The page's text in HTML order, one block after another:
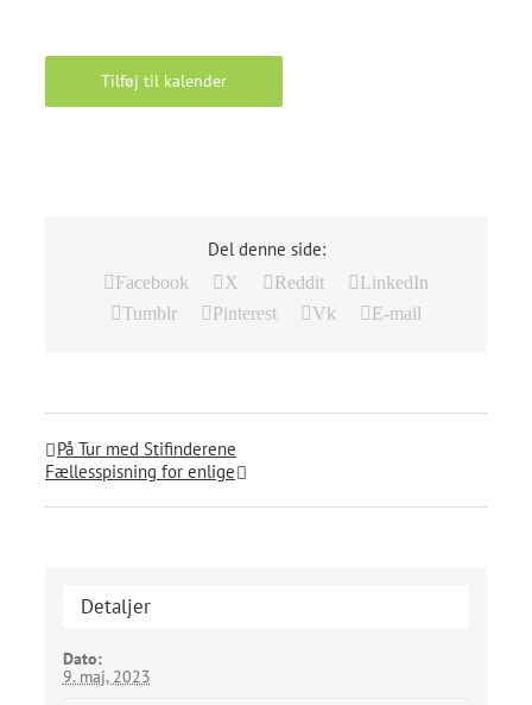
Tilføj til kalender
Del denne side:
Facebook X Reddit
LinkedIn
Tumblr
Pinterest Vk E-mail
På Tur med Stifinderene
Fællesspisning for enlige
Detaljer
Dato:
9. maj, 2023